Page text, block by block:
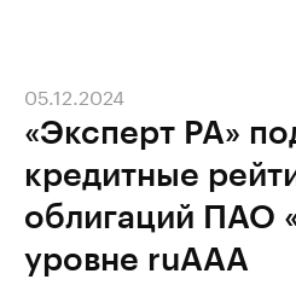
«Эксперт РА»
кредитные
облигаций ПАО
уровне ruAAA
05.12.2024